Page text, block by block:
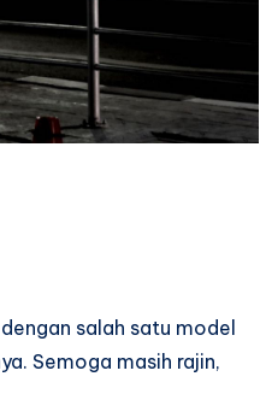
salah satu model
Semoga masih rajin,